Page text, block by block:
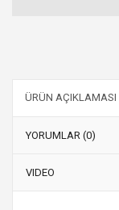
ÜRÜN AÇIKLAMASI
YORUMLAR (0)
VIDEO